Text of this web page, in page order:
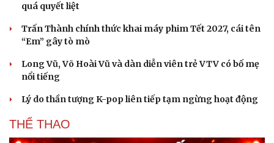
Tư vấn
Săn Tour
check-in
Câu chuyện thời sự
Cửa sổ tình yêu
Kể chuyện cho bé
quá quyết liệt
Trấn Thành chính thức khai máy phim Tết 2027, cái tên
“Em” gây tò mò
Long Vũ, Võ Hoài Vũ và dàn diễn viên trẻ VTV có bố mẹ
nổi tiếng
Lý do thần tượng K-pop liên tiếp tạm ngừng hoạt động
THỂ THAO